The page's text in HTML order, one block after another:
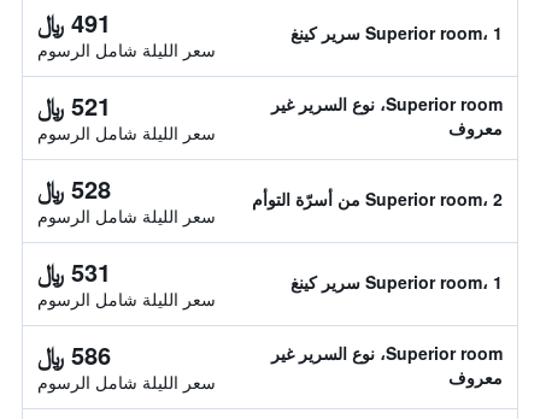
Superior room، 1 سرير كينغ 491 ﷼
سعر الليلة شامل الرسوم
Superior room، نوع السرير غير
معروف
521 ﷼
سعر الليلة شامل الرسوم
Superior room، 2 من أسرّة التوأم 528 ﷼
سعر الليلة شامل الرسوم
Superior room، 1 سرير كينغ 531 ﷼
سعر الليلة شامل الرسوم
Superior room، نوع السرير غير
معروف
586 ﷼
سعر الليلة شامل الرسوم